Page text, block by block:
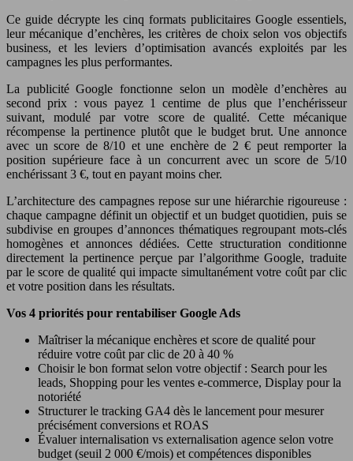
Ce guide décrypte les cinq formats publicitaires Google essentiels,
leur mécanique d’enchères, les critères de choix selon vos objectifs
business, et les leviers d’optimisation avancés exploités par les
campagnes les plus performantes.
La publicité Google fonctionne selon un modèle d’enchères au
second prix : vous payez 1 centime de plus que l’enchérisseur
suivant, modulé par votre score de qualité. Cette mécanique
récompense la pertinence plutôt que le budget brut. Une annonce
avec un score de 8/10 et une enchère de 2 € peut remporter la
position supérieure face à un concurrent avec un score de 5/10
enchérissant 3 €, tout en payant moins cher.
L’architecture des campagnes repose sur une hiérarchie rigoureuse :
chaque campagne définit un objectif et un budget quotidien, puis se
subdivise en groupes d’annonces thématiques regroupant mots-clés
homogènes et annonces dédiées. Cette structuration conditionne
directement la pertinence perçue par l’algorithme Google, traduite
par le score de qualité qui impacte simultanément votre coût par clic
et votre position dans les résultats.
Vos 4 priorités pour rentabiliser Google Ads
Maîtriser la mécanique enchères et score de qualité pour
réduire votre coût par clic de 20 à 40 %
Choisir le bon format selon votre objectif : Search pour les
leads, Shopping pour les ventes e-commerce, Display pour la
notoriété
Structurer le tracking GA4 dès le lancement pour mesurer
précisément conversions et ROAS
Évaluer internalisation vs externalisation agence selon votre
budget (seuil 2 000 €/mois) et compétences disponibles